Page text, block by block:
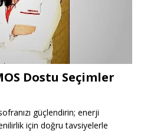
Dostu Seçimler
güçlendirin; enerji
için doğru tavsiyelerle